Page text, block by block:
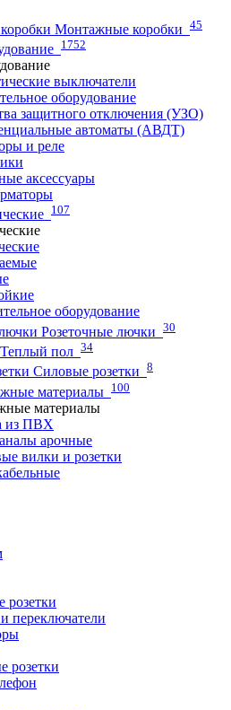
Монтажные коробки 45
1752
выключатели
оборудование
защитного отключения (УЗО)
автоматы (АВДТ)
и реле
аксессуары
107
оборудование
Розеточные лючки 30
Теплый пол 34
Силовые розетки 8
материалы 100
материалы
из ПВХ
арочные
вилки и розетки
розетки
переключатели
розетки